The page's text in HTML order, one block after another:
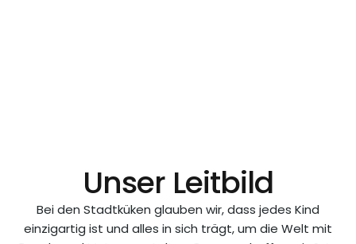
Unser Leitbild
Bei den Stadtküken glauben wir, dass jedes Kind
einzigartig ist und alles in sich trägt, um die Welt mit